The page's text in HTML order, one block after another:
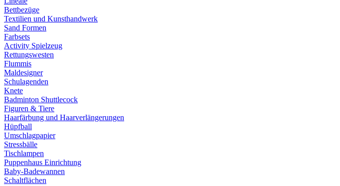
Bettbezüge
Textilien und Kunsthandwerk
Sand Formen
Farbsets
Activity Spielzeug
Rettungswesten
Flummis
Maldesigner
Schulagenden
Knete
Badminton Shuttlecock
Figuren & Tiere
Haarfärbung und Haarverlängerungen
Hüpfball
Umschlagpapier
Stressbälle
Tischlampen
Puppenhaus Einrichtung
Baby-Badewannen
Schaltflächen